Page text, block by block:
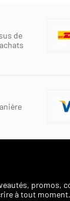
de
promos,
à tout moment.